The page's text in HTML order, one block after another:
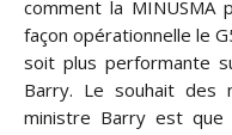
comment la
façon opérationnelle le
soit plus performante
Barry. Le souhait des
ministre Barry est